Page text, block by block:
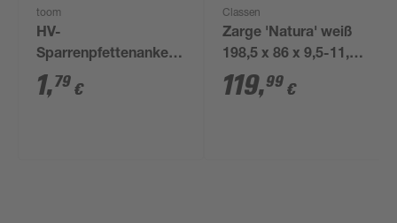
toom
HV-
Sparrenpfettenanker
rechts 250 x 35 x 35 x
2 mm
1,79 €
Classen
Zarge 'Natura' weiß
198,5 x 86 x 9,5-11,5
cm, Linksanschlag
119,99 €